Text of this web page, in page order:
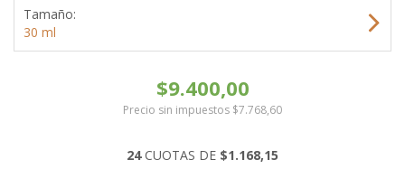
Tamaño:
30 ml
$9.400,00
Precio sin impuestos $7.768,60
24CUOTAS DE $1.168,15